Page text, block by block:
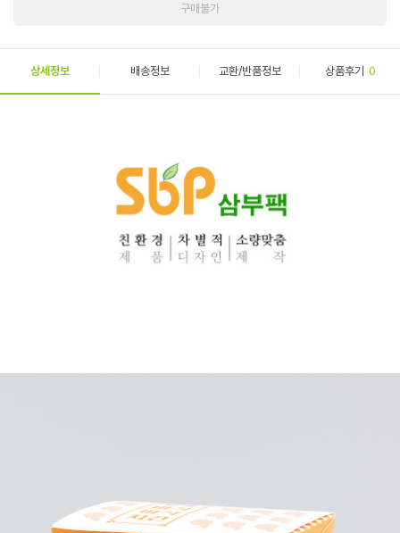
구매불가
상세정보 배송정보 교환/반품정보 상품후기 0